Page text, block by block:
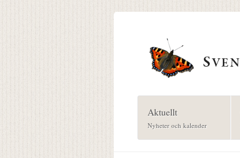
Aktuellt
Nyheter och kalender